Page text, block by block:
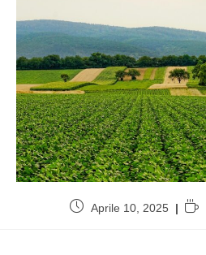
Aprile 10, 2025